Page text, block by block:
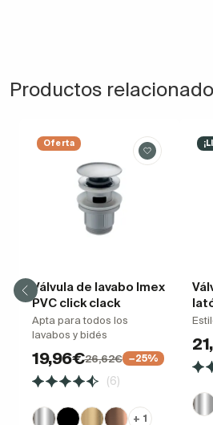
Productos
Oferta
Válvula de lavabo Imex
PVC click clack
Apta para todos los
lavabos y bidés
19,96€26,62€ −25%
(6)
+ 1